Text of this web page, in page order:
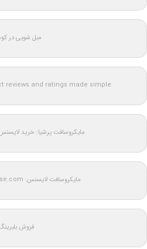
مبل شویی در
reviews and ratings made simple
مایکروسافت پرشیا: خرید
مایکروسافت لایسنس: MicrosoftLicense.com
فروش